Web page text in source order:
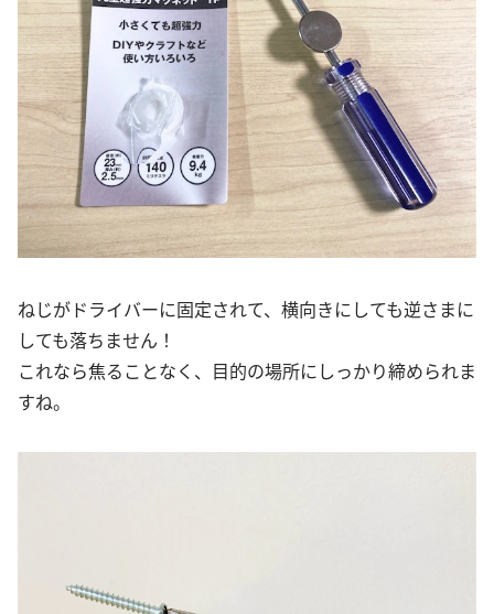
ねじがドライバーに固定されて、横向きにしても逆さまに
しても落ちません！
これなら焦ることなく、目的の場所にしっかり締められま
すね。